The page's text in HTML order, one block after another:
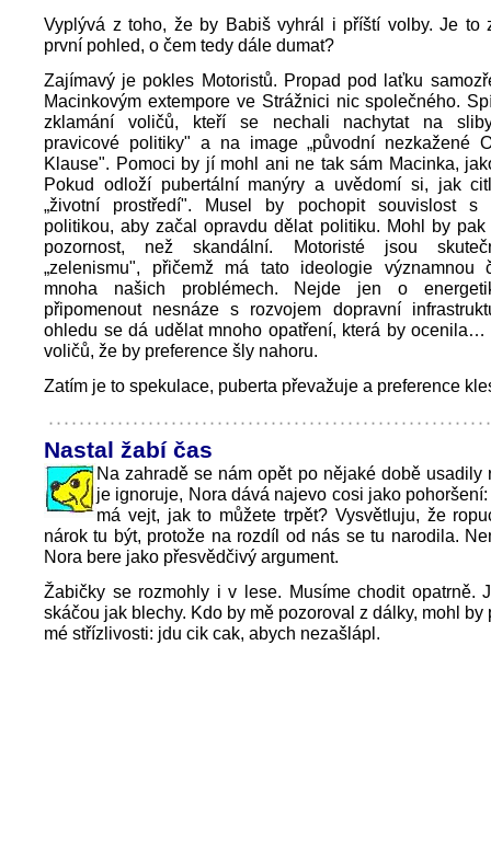
Vyplývá z toho, že by Babiš vyhrál i příští volby. Je to
první pohled, o čem tedy dále dumat?
Zajímavý je pokles Motoristů. Propad pod laťku
Macinkovým extempore ve Strážnici nic společného.
zklamání voličů, kteří se nechali nachytat na sliby
pravicové politiky" a na image „původní nezkažené
Klause". Pomoci by jí mohl ani ne tak sám Macinka,
Pokud odloží pubertální manýry a uvědomí si, jak
„životní prostředí". Musel by pochopit souvislost s
politikou, aby začal opravdu dělat politiku. Mohl by
pozornost, než skandální. Motoristé jsou
„zelenismu", přičemž má tato ideologie významnou
mnoha našich problémech. Nejde jen o
připomenout nesnáze s rozvojem dopravní
ohledu se dá udělat mnoho opatření, která by ocenila…
voličů, že by preference šly nahoru.
Zatím je to spekulace, puberta převažuje a preference
Nastal žabí čas
Na zahradě se nám opět po nějaké době usadily
je ignoruje, Nora dává najevo cosi jako
má vejt, jak to můžete trpět? Vysvětluju, že
nárok tu být, protože na rozdíl od nás se tu narodila.
Nora bere jako přesvědčivý argument.
Žabičky se rozmohly i v lese. Musíme chodit opatrně.
skáčou jak blechy. Kdo by mě pozoroval z dálky, mohl by
mé střízlivosti: jdu cik cak, abych nezašlápl.